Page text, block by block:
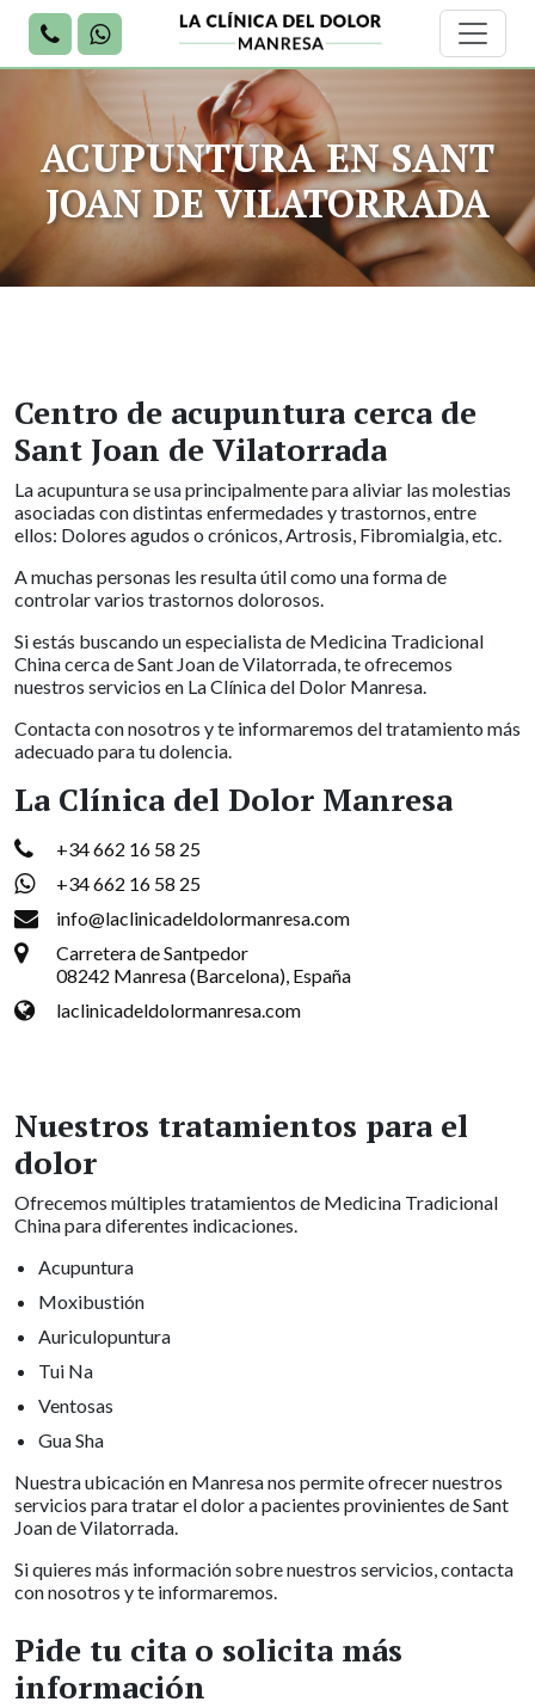
ACUPUNTURA EN SANT
JOAN DE VILATORRADA
Centro de acupuntura cerca de
Sant Joan de Vilatorrada
La acupuntura se usa principalmente para aliviar las molestias
asociadas con distintas enfermedades y trastornos, entre
ellos: Dolores agudos o crónicos, Artrosis, Fibromialgia, etc.
A muchas personas les resulta útil como una forma de
controlar varios trastornos dolorosos.
Si estás buscando un especialista de Medicina Tradicional
China cerca de Sant Joan de Vilatorrada, te ofrecemos
nuestros servicios en La Clínica del Dolor Manresa.
Contacta con nosotros y te informaremos del tratamiento más
adecuado para tu dolencia.
La Clínica del Dolor Manresa
+34 662 16 58 25
+34 662 16 58 25
info@laclinicadeldolormanresa.com
Carretera de Santpedor
08242 Manresa (Barcelona), España
laclinicadeldolormanresa.com
Pide tu cita o solicita más
información
Nuestros tratamientos para el
dolor
Ofrecemos múltiples tratamientos de Medicina Tradicional
China para diferentes indicaciones.
Acupuntura
Moxibustión
Auriculopuntura
Tui Na
Ventosas
Gua Sha
Nuestra ubicación en Manresa nos permite ofrecer nuestros
servicios para tratar el dolor a pacientes provinientes de Sant
Joan de Vilatorrada.
Si quieres más información sobre nuestros servicios, contacta
con nosotros y te informaremos.